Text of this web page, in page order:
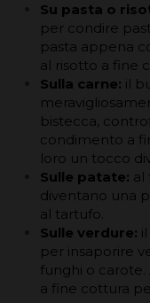
Su pasta o
per condire
pasta appena
al risotto a fine
Sulla carne: il
bistecca,
condimento a
loro un tocco
Sulle patate: al
diventano una
al tartufo.
Sulle verdure:
per insaporire
funghi o carote.
a fine cottura